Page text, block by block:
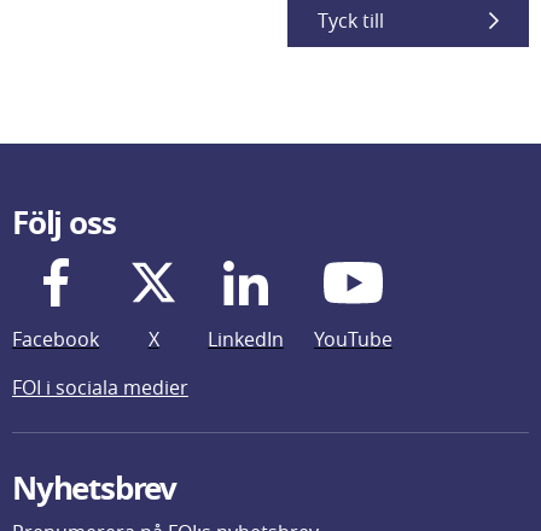
Tyck till
Följ oss
Facebook X LinkedIn
YouTube
FOI i sociala medier
Nyhetsbrev